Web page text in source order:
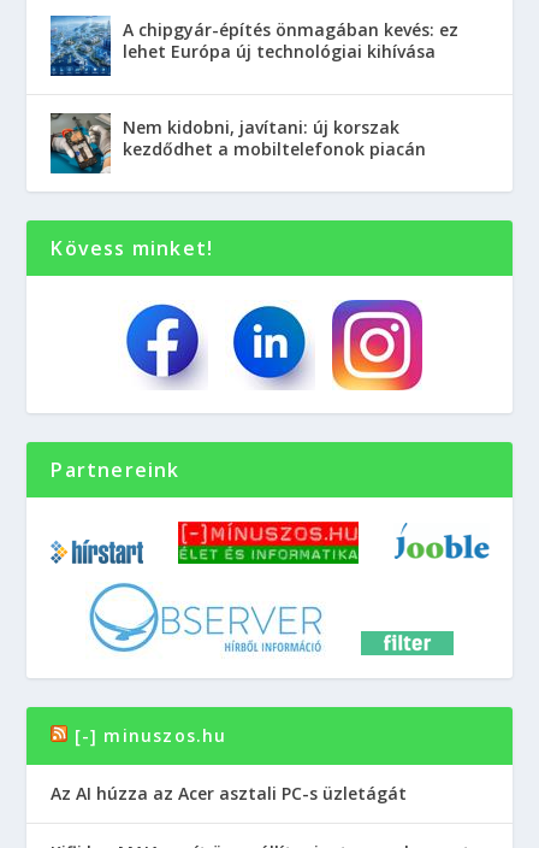
A chipgyár-építés önmagában kevés: ez
lehet Európa új technológiai kihívása
Nem kidobni, javítani: új korszak
kezdődhet a mobiltelefonok piacán
Kövess minket!
Partnereink
[-] minuszos.hu
Az AI húzza az Acer asztali PC-s üzletágát